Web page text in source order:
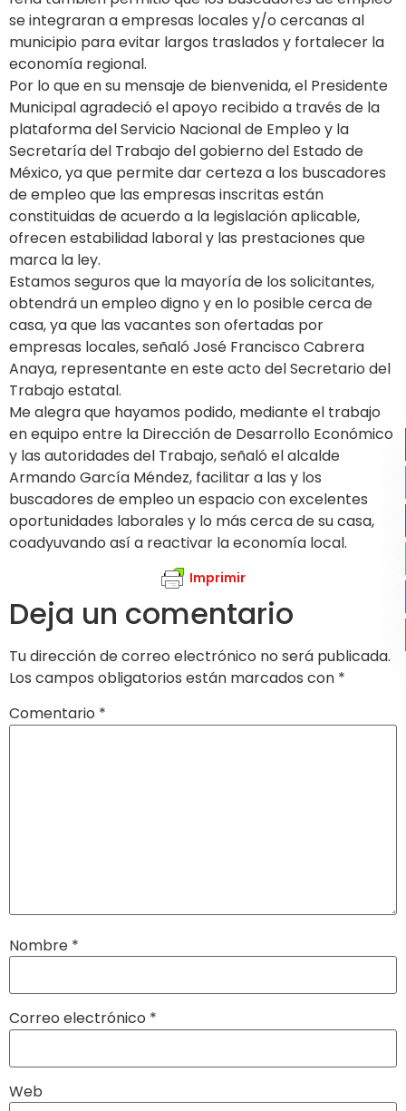
se integraran a empresas locales y/o cercanas al
municipio para evitar largos traslados y fortalecer la
economía regional.
Por lo que en su mensaje de bienvenida, el Presidente
Municipal agradeció el apoyo recibido a través de la
plataforma del Servicio Nacional de Empleo y la
Secretaría del Trabajo del gobierno del Estado de
México, ya que permite dar certeza a los buscadores
de empleo que las empresas inscritas están
constituidas de acuerdo a la legislación aplicable,
ofrecen estabilidad laboral y las prestaciones que
marca la ley.
Estamos seguros que la mayoría de los solicitantes,
obtendrá un empleo digno y en lo posible cerca de
casa, ya que las vacantes son ofertadas por
empresas locales, señaló José Francisco Cabrera
Anaya, representante en este acto del Secretario del
Trabajo estatal.
Me alegra que hayamos podido, mediante el trabajo
en equipo entre la Dirección de Desarrollo Económico
y las autoridades del Trabajo, señaló el alcalde
Armando García Méndez, facilitar a las y los
buscadores de empleo un espacio con excelentes
oportunidades laborales y lo más cerca de su casa,
coadyuvando así a reactivar la economía local.
Imprimir
Deja un comentario
Tu dirección de correo electrónico no será publicada.
Los campos obligatorios están marcados con *
Comentario *
Nombre *
Correo electrónico *
Web